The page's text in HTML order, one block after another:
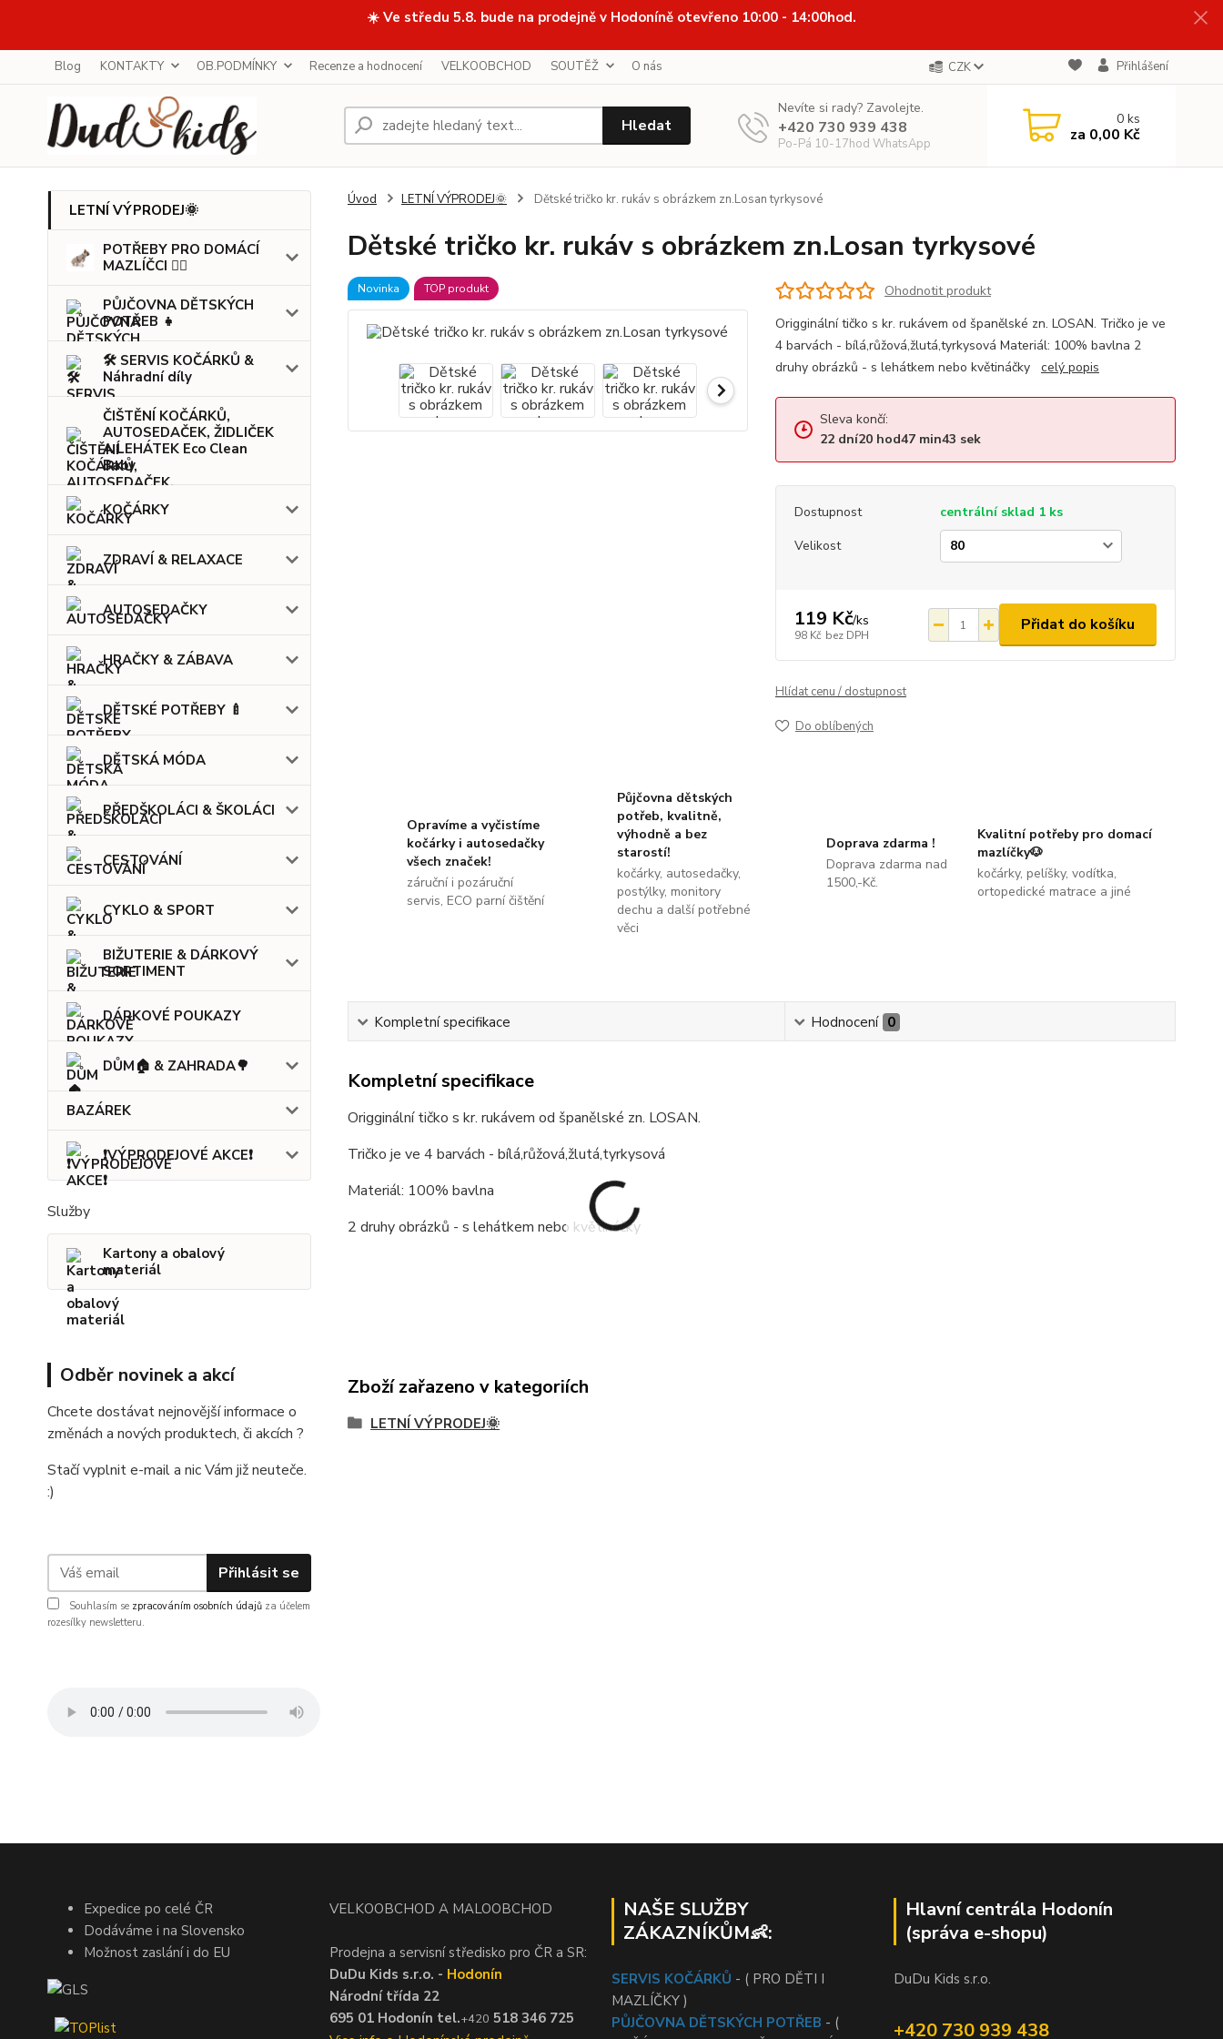
☀️ Ve středu 5.8. bude na prodejně v Hodoníně otevřeno 10:00 - 14:00hod.
Blog KONTAKTY OB.PODMÍNKY Recenze a hodnocení VELKOOBCHOD SOUTĚŽ O nás CZK Přihlášení
Hledat
Nevíte si rady? Zavolejte.
+420 730 939 438
Po-Pá 10-17hod WhatsApp
0ks
za 0,00 Kč
LETNÍ VÝPRODEJ🌞
POTŘEBY PRO DOMÁCÍ
MAZLÍČCI 🐕‍🦺
PŮJČOVNA DĚTSKÝCH
POTŘEB 👧
🛠️ SERVIS KOČÁRKŮ &
Náhradní díly
ČIŠTĚNÍ KOČÁRKŮ,
AUTOSEDAČEK, ŽIDLIČEK
A LEHÁTEK Eco Clean
Baby
KOČÁRKY
ZDRAVÍ & RELAXACE
AUTOSEDAČKY
HRAČKY & ZÁBAVA
DĚTSKÉ POTŘEBY 🍼
DĚTSKÁ MÓDA
PŘEDŠKOLÁCI & ŠKOLÁCI
CESTOVÁNÍ
CYKLO & SPORT
BIŽUTERIE & DÁRKOVÝ
SORTIMENT
DÁRKOVÉ POUKAZY
DŮM🏠 & ZAHRADA🌳
BAZÁREK
❗VÝPRODEJOVÉ AKCE❗
Služby
Kartony a obalový
materiál
Odběr novinek a akcí
Chcete dostávat nejnovější informace o
změnách a nových produktech, či akcích ?
Stačí vyplnit e-mail a nic Vám již neuteče.
:)
Přihlásit se
Souhlasím se zpracováním osobních údajů za účelem
rozesílky newsletteru.
Úvod LETNÍ VÝPRODEJ🌞 Dětské tričko kr. rukáv s obrázkem zn.Losan tyrkysové
Dětské tričko kr. rukáv s obrázkem zn.Losan tyrkysové
Novinka TOP produkt
Ohodnotit produkt
Origginální tičko s kr. rukávem od španělské zn. LOSAN. Tričko je ve
4 barvách - bílá,růžová,žlutá,tyrkysová Materiál: 100% bavlna 2
druhy obrázků - s lehátkem nebo květináčky celý popis
Sleva končí:
22 dní20hod47min42 sek
Dostupnost
centrální sklad 1 ks
Velikost
119 Kč/ks
98 Kč bez DPH
Přidat do košíku
Hlídat cenu / dostupnost
Do oblíbených
Opravíme a vyčistíme
kočárky i autosedačky
všech značek!
záruční i pozáruční
servis, ECO parní čištění
Půjčovna dětských
potřeb, kvalitně,
výhodně a bez
starostí!
kočárky, autosedačky,
postýlky, monitory
dechu a další potřebné
věci
Doprava zdarma !
Doprava zdarma nad
1500,-Kč.
Kvalitní potřeby pro domací
mazlíčky🐶
kočárky, pelíšky, vodítka,
ortopedické matrace a jiné
Kompletní specifikace Hodnocení 0
Kompletní specifikace
Origginální tičko s kr. rukávem od španělské zn. LOSAN.
Tričko je ve 4 barvách - bílá,růžová,žlutá,tyrkysová
Materiál: 100% bavlna
2 druhy obrázků - s lehátkem nebo květináčky
Zboží zařazeno v kategoriích
LETNÍ VÝPRODEJ🌞
Expedice po celé ČR
Dodáváme i na Slovensko
Možnost zaslání i do EU
VELKOOBCHOD A MALOOBCHOD
Prodejna a servisní středisko pro ČR a SR:
DuDu Kids s.r.o. - Hodonín
Národní třída 22
695 01 Hodonín tel.+420 518 346 725
NAŠE SLUŽBY
ZÁKAZNÍKŮM👶:
SERVIS KOČÁRKŮ - ( PRO DĚTI I
MAZLÍČKY )
PŮJČOVNA DĚTSKÝCH POTŘEB - (
Hlavní centrála Hodonín
(správa e-shopu)
DuDu Kids s.r.o.
+420 730 939 438